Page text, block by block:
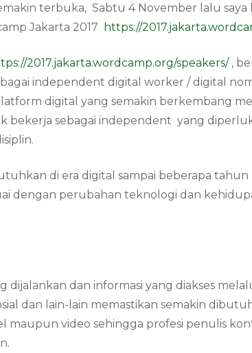
terbuka, Sabtu 4 November lalu saya
Jakarta 2017
https://
2017.jakarta.wordcamp.org/speakers/ ,
independent digital worker / digital
digital yang semakin berkembang
bekerja sebagai independent yang
di era digital sampai beberapa tahun
dengan perubahan teknologi dan
dijalankan dan informasi yang diakses
dan lain-lain memastikan semakin
maupun video sehingga profesi penulis